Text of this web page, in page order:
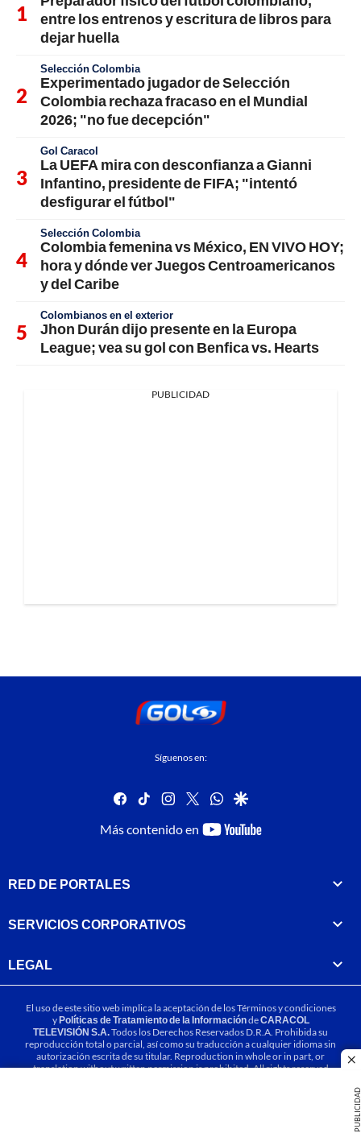
PUBLICIDAD
entre los entrenos y escritura de libros para
dejar huella
Selección Colombia
Experimentado jugador de Selección
Colombia rechaza fracaso en el Mundial
2026; "no fue decepción"
Gol Caracol
La UEFA mira con desconfianza a Gianni
Infantino, presidente de FIFA; "intentó
desfigurar el fútbol"
Selección Colombia
Colombia femenina vs México, EN VIVO HOY;
hora y dónde ver Juegos Centroamericanos
y del Caribe
Colombianos en el exterior
Jhon Durán dijo presente en la Europa
League; vea su gol con Benfica vs. Hearts
PUBLICIDAD
Síguenos en:
facebook
tiktok instagram
twitterwhatsapp
google
Más contenido en
youtube-
RED DE PORTALES
SERVICIOS CORPORATIVOS
LEGAL
El uso de este sitio web implica la aceptación de losTérminos y condiciones
yPolíticas de Tratamiento de la InformacióndeCARACOL
TELEVISIÓN S.A.Todos los Derechos Reservados D.R.A. Prohibida su
reproducción total o parcial, así como su traducción a cualquier idioma sin
autorización escrita de su titular. Reproduction in whole or in part, or
translation without written permission is prohibited. All rights reserved